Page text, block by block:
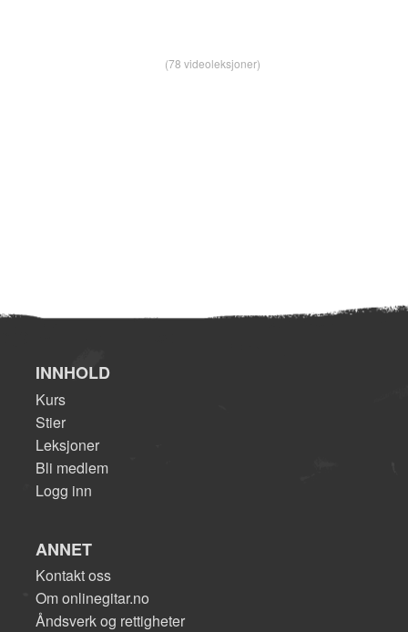
(78 videoleksjoner)
INNHOLD
Kurs
Stier
Leksjoner
Bli medlem
Logg inn
ANNET
Kontakt oss
Om onlinegitar.no
Åndsverk og rettigheter